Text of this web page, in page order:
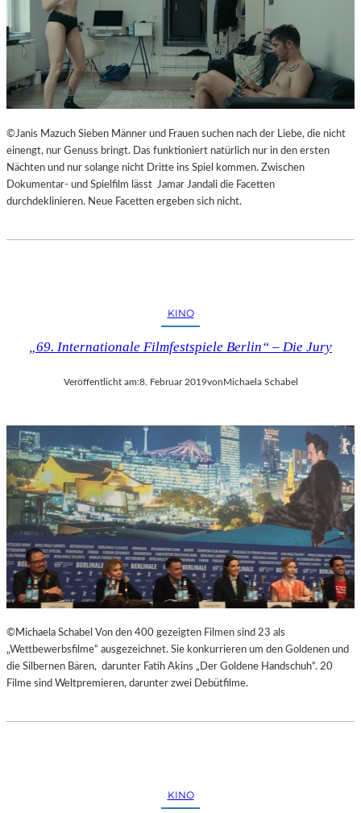
©Janis Mazuch Sieben Männer und Frauen suchen nach der Liebe, die nicht
einengt, nur Genuss bringt. Das funktioniert natürlich nur in den ersten
Nächten und nur solange nicht Dritte ins Spiel kommen. Zwischen
Dokumentar- und Spielfilm lässt Jamar Jandali die Facetten
durchdeklinieren. Neue Facetten ergeben sich nicht.
KINO
„69. Internationale Filmfestspiele Berlin“ – Die Jury
Veröffentlicht am:8. Februar 2019vonMichaela Schabel
©Michaela Schabel Von den 400 gezeigten Filmen sind 23 als
„Wettbewerbsfilme“ ausgezeichnet. Sie konkurrieren um den Goldenen und
die Silbernen Bären, darunter Fatih Akins „Der Goldene Handschuh“. 20
Filme sind Weltpremieren, darunter zwei Debütfilme.
KINO